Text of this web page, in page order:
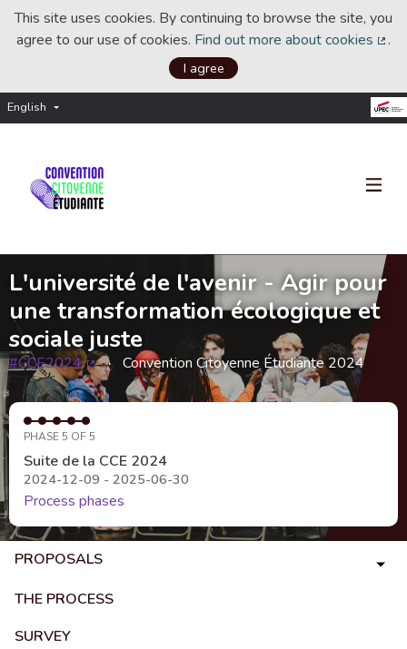
This site uses cookies. By continuing to browse the site, you
agree to our use of cookies. Find out more about cookies .
I agree
English Choisir la langue
L'université de l'avenir - Agir pour
une transformation écologique et
sociale juste
#CCE2024
(External link)
Convention Citoyenne Étudiante 2024
PHASE 5 OF 5
Suite de la CCE 2024
2024-12-09 - 2025-06-30
Process phases
PROPOSALS
THE PROCESS
SURVEY